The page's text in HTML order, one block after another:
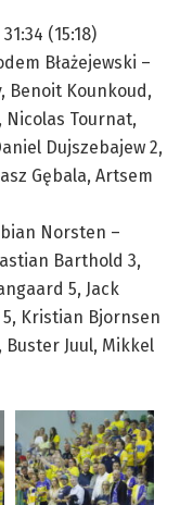
(15:18)
Błażejewski –
Benoit Kounkoud,
Nicolas Tournat,
Dujszebajew 2,
Gębala, Artsem
Norsten –
Barthold 3,
5, Jack
Kristian Bjornsen
Juul, Mikkel